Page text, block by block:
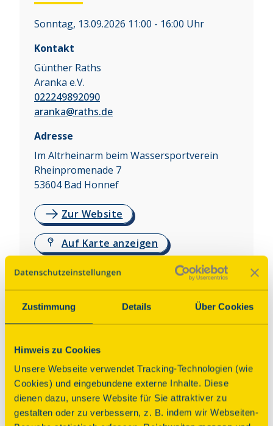
Zustimmung Details Über Cookies
Hinweis zu Cookies
Unsere Webseite verwendet Tracking-Technologien (wie
Cookies) und eingebundene externe Inhalte. Diese
dienen dazu, unsere Website für Sie attraktiver zu
gestalten oder zu verbessern, z. B. indem wir Webseiten-
Sonntag, 13.09.2026 11:00 - 16:00 Uhr
Kontakt
Günther Raths
Aranka e.V.
022249892090
aranka@raths.de
Adresse
Im Altrheinarm beim Wassersportverein
Rheinpromenade 7
53604 Bad Honnef
Zur Website
Auf Karte anzeigen
Über dieses Denkmal
Denkmal NRW als Zeugnis für den Beginn des
industrialisierten Fischfangs anerkannt. Das Schiff
wird vom gemeinnützigen Verein Aranka e.V. im
alten Rheinarm gegenüber dem
Wassersportverein gepflegt und liegt dort ständig
vor Anker. Die Innenkabine wurde museal